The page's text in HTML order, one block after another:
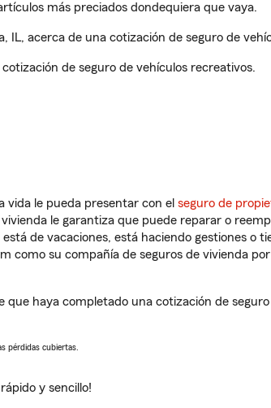
más preciados dondequiera que vaya.
IL, acerca de una cotización de seguro de
de seguro de vehículos recreativos.
vida le pueda presentar con el seguro de
le garantiza que puede reparar o
de vacaciones, está haciendo gestiones o
como su compañía de seguros de vivienda
haya completado una cotización de
pérdidas cubiertas.
rápido y sencillo!